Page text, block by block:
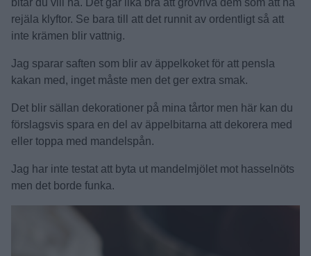
bitar du vill ha. Det går lika bra att grovriva dem som att ha
rejäla klyftor. Se bara till att det runnit av ordentligt så att
inte krämen blir vattnig.
Jag sparar saften som blir av äppelkoket för att pensla
kakan med, inget måste men det ger extra smak.
Det blir sällan dekorationer på mina tårtor men här kan du
förslagsvis spara en del av äppelbitarna att dekorera med
eller toppa med mandelspån.
Jag har inte testat att byta ut mandelmjölet mot hasselnöts
men det borde funka.